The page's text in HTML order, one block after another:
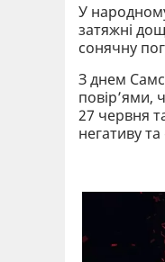
У
затяжні
сонячну
З днем
повір’ями,
27 червня
негативу